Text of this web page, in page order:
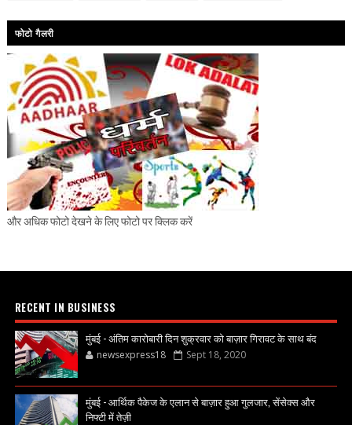
फोटो गैलरी
और अधिक फोटो देखने के लिए फोटो पर क्लिक करें
RECENT IN BUSINESS
मुंबई - अंतिम कारोबारी दिन शुक्रवार को बाज़ार गिरावट के साथ बंद
newsexpress18 Sept 18, 2020
मुंबई - आर्थिक पैकेज के एलान से बाज़ार हुआ गुलजार, सेंसेक्स और
निफ्टी में तेज़ी